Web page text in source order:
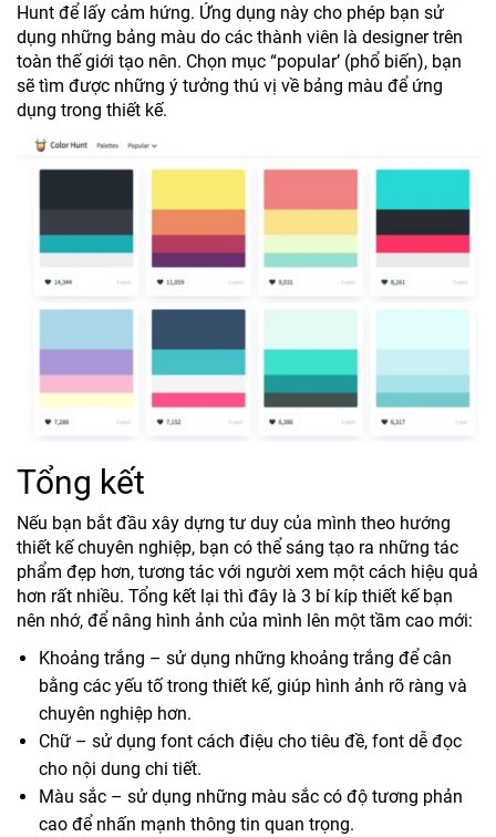
Hunt để lấy cảm hứng. Ứng dụng này cho phép bạn sử
dụng những bảng màu do các thành viên là designer trên
toàn thế giới tạo nên. Chọn mục “popular’ (phổ biến), bạn
sẽ tìm được những ý tưởng thú vị về bảng màu để ứng
dụng trong thiết kế.
Tổng kết
Nếu bạn bắt đầu xây dựng tư duy của mình theo hướng
thiết kế chuyên nghiệp, bạn có thể sáng tạo ra những tác
phẩm đẹp hơn, tương tác với người xem một cách hiệu quả
hơn rất nhiều. Tổng kết lại thì đây là 3 bí kíp thiết kế bạn
nên nhớ, để nâng hình ảnh của mình lên một tầm cao mới:
Khoảng trắng – sử dụng những khoảng trắng để cân
bằng các yếu tố trong thiết kế, giúp hình ảnh rõ ràng và
chuyên nghiệp hơn.
Chữ – sử dụng font cách điệu cho tiêu đề, font dễ đọc
cho nội dung chi tiết.
Màu sắc – sử dụng những màu sắc có độ tương phản
cao để nhấn mạnh thông tin quan trọng.